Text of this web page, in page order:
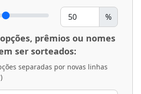
%
prêmios ou nomes
ser sorteados:
separadas por novas linhas